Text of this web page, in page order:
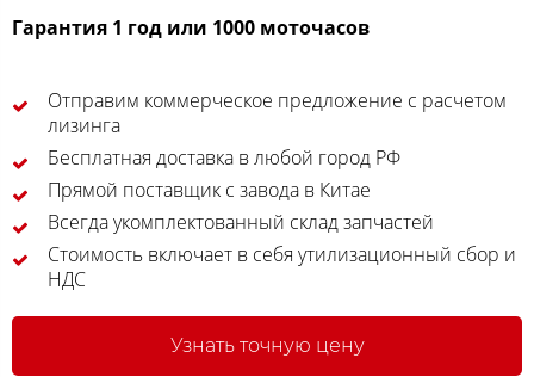
Гарантия 1 год или 1000 моточасов
Отправим коммерческое предложение с расчетом
лизинга
Бесплатная доставка в любой город РФ
Прямой поставщик с завода в Китае
Всегда укомплектованный склад запчастей
Стоимость включает в себя утилизационный сбор и
НДС
Узнать точную цену